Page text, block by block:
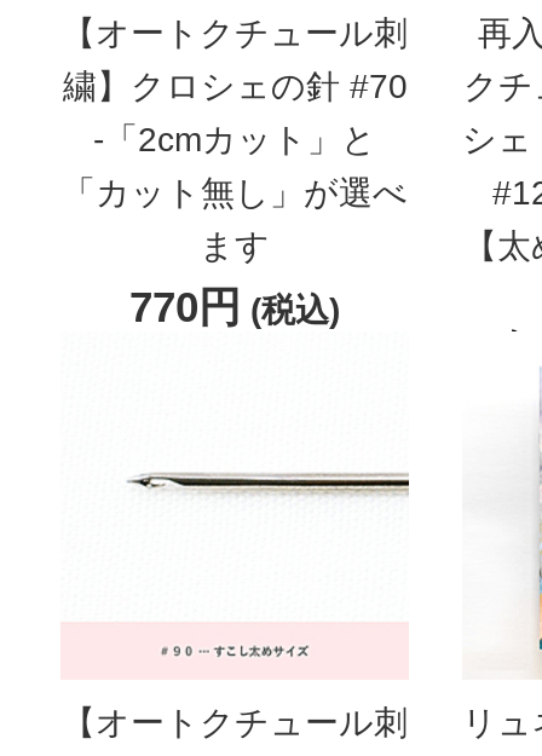
【オートクチュール刺
繍】クロシェの針 #70
-「2cmカット」と
「カット無し」が選べ
ます
770円 (税込)
再
ク
シ
【
【オートクチュール刺
リ